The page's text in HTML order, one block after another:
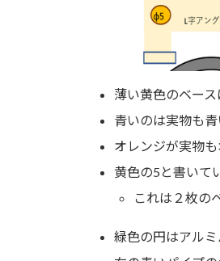
薄い黄色のベー
青いのは実物も
オレンジが実物
黄色の5と書いて
これは２枚の
緑色の円はアル